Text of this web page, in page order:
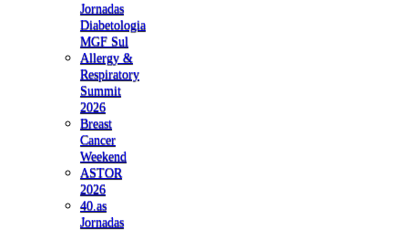
Jornadas
Diabetologia
MGF Sul
Allergy &
Respiratory
Summit
2026
Breast
Cancer
Weekend
ASTOR
2026
40.as
Jornadas